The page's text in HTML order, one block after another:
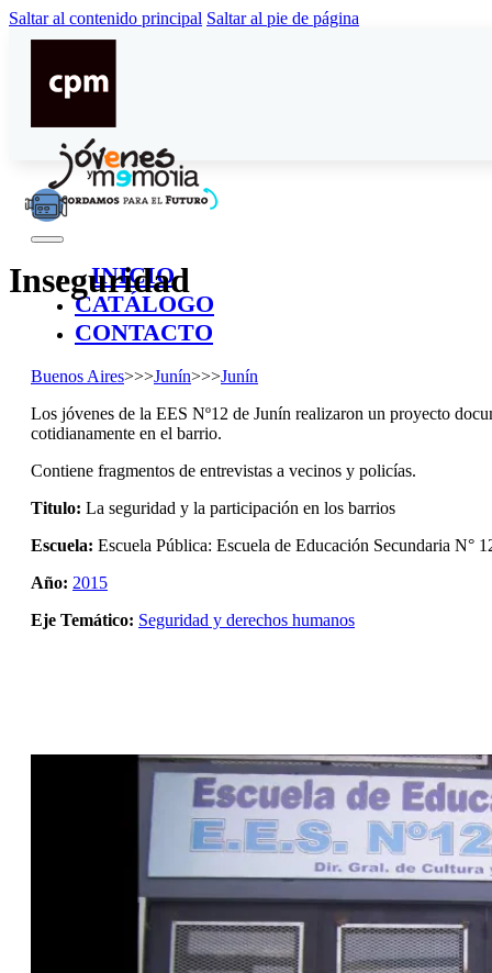
Saltar al contenido principal Saltar al pie de página
INICIO
CATÁLOGO
CONTACTO
Inseguridad
Buenos Aires>>>Junín>>>Junín
Los jóvenes de la EES Nº12 de Junín realizaron un proyecto
cotidianamente en el barrio.
Contiene fragmentos de entrevistas a vecinos y policías.
Titulo: La seguridad y la participación en los barrios
Escuela: Escuela Pública: Escuela de Educación Secundaria N°
Año: 2015
Eje Temático: Seguridad y derechos humanos